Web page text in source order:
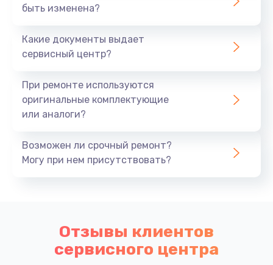
быть изменена?
Какие документы выдает
сервисный центр?
При ремонте используются
оригинальные комплектующие
или аналоги?
Возможен ли срочный ремонт?
Могу при нем присутствовать?
Отзывы клиентов
сервисного центра